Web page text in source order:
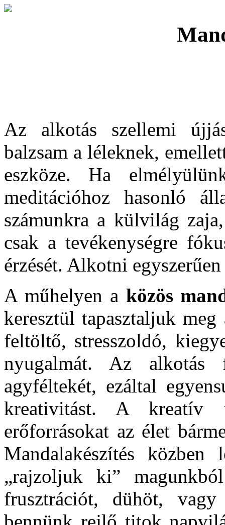
Az alkotás szellemi
balzsam a léleknek,
eszköze. Ha
meditációhoz hasonló
számunkra a külvilág
csak a tevékenységre
érzését. Alkotni
A műhelyen a közös
keresztül tapasztaljuk
feltöltő, stresszoldó,
nyugalmát. Az alkotás
agyféltekét, ezáltal
kreativitást. A kreatív
erőforrásokat az élet
Mandalakészítés közben
„rajzoljuk ki”
frusztrációt, dühöt,